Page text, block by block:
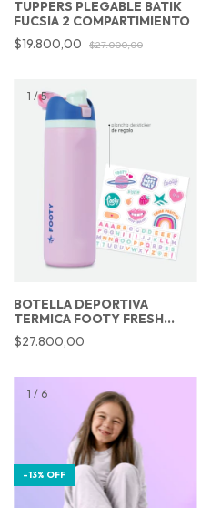
TUPPERS PLEGABLE BATIK
FUCSIA 2 COMPARTIMIENTO
$19.800,00
$27.000,00
1 /5
BOTELLA DEPORTIVA
TERMICA FOOTY FRESH
ROSA 700ML
$27.800,00
1 / 6
-13% OFF